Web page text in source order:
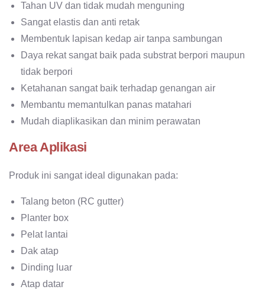
Tahan UV dan tidak mudah menguning
Sangat elastis dan anti retak
Membentuk lapisan kedap air tanpa sambungan
Daya rekat sangat baik pada substrat berpori maupun
tidak berpori
Ketahanan sangat baik terhadap genangan air
Membantu memantulkan panas matahari
Mudah diaplikasikan dan minim perawatan
Area Aplikasi
Produk ini sangat ideal digunakan pada:
Talang beton (RC gutter)
Planter box
Pelat lantai
Dak atap
Dinding luar
Atap datar